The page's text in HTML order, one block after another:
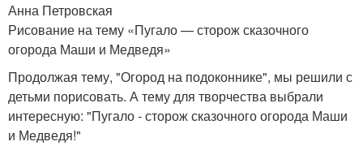
Анна Петровская
Рисование на тему «Пугало — сторож сказочного
огорода Маши и Медведя»
Продолжая тему, "Огород на подоконнике", мы решили с
детьми порисовать. А тему для творчества выбрали
интересную: "Пугало - сторож сказочного огорода Маши
и Медведя!"